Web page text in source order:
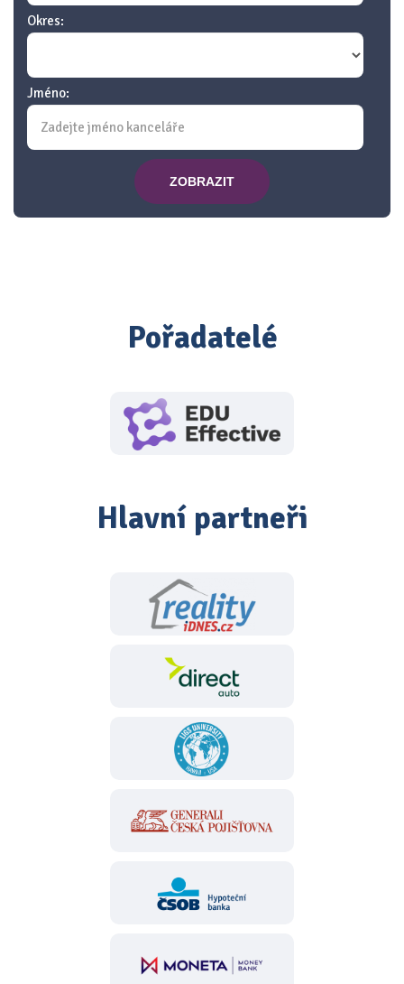
Okres:
Jméno:
ZOBRAZIT
Pořadatelé
Hlavní partneři